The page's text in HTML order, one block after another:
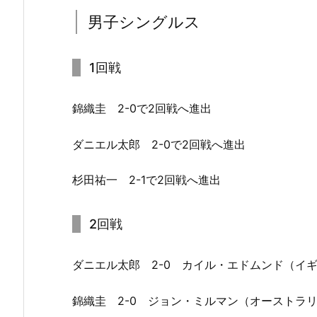
男子シングルス
1回戦
錦織圭 2-0で2回戦へ進出
ダニエル太郎 2-0で2回戦へ進出
杉田祐一 2-1で2回戦へ進出
2回戦
ダニエル太郎 2-0 カイル・エドムンド（イギ
錦織圭 2-0 ジョン・ミルマン（オーストラリ